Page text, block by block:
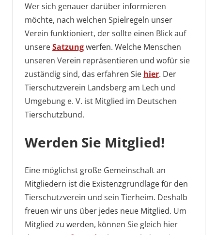
Wer sich genauer darüber informieren
möchte, nach welchen Spielregeln unser
Verein funktioniert, der sollte einen Blick auf
unsereSatzungwerfen. Welche Menschen
unseren Verein repräsentieren und wofür sie
zuständig sind, das erfahren Sie hier. Der
Tierschutzverein Landsberg am Lech und
Umgebung e. V. ist Mitglied im Deutschen
Tierschutzbund.
Werden Sie Mitglied!
Eine möglichst große Gemeinschaft an
Mitgliedern ist die Existenzgrundlage für den
Tierschutzverein und sein Tierheim. Deshalb
freuen wir uns über jedes neue Mitglied. Um
Mitglied zu werden, können Sie gleich hier